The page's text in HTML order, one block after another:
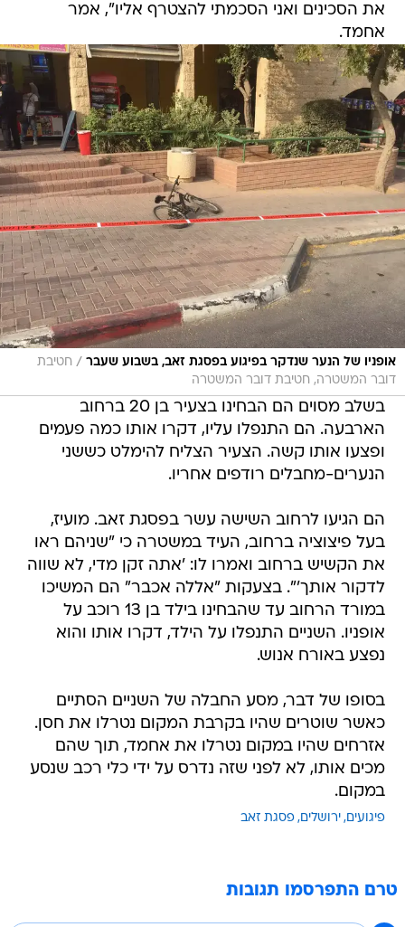
את הסכינים ואני הסכמתי להצטרף אליו", אמר
אחמד.
אופניו של הנער שנדקר בפיגוע בפסגת זאב, בשבוע שעבר / חטיבת
דובר המשטרה, חטיבת דובר המשטרה
בשלב מסוים הם הבחינו בצעיר בן 20 ברחוב
הארבעה. הם התנפלו עליו, דקרו אותו כמה פעמים
ופצעו אותו קשה. הצעיר הצליח להימלט כששני
הנערים-מחבלים רודפים אחריו.
הם הגיעו לרחוב השישה עשר בפסגת זאב. מועיז,
בעל פיצוציה ברחוב, העיד במשטרה כי "שניהם ראו
את הקשיש ברחוב ואמרו לו: 'אתה זקן מדי, לא שווה
לדקור אותך'". בצעקות "אללה אכבר" הם המשיכו
במורד הרחוב עד שהבחינו בילד בן 13 רוכב על
אופניו. השניים התנפלו על הילד, דקרו אותו והוא
נפצע באורח אנוש.
בסופו של דבר, מסע החבלה של השניים הסתיים
כאשר שוטרים שהיו בקרבת המקום נטרלו את חסן.
אזרחים שהיו במקום נטרלו את אחמד, תוך שהם
מכים אותו, לא לפני שזה נדרס על ידי כלי רכב שנסע
במקום.
פיגועים ירושלים פסגת זאב
טרם התפרסמו תגובות